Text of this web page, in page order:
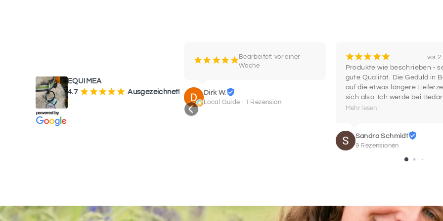
Daten des Pferdes
Bitte trage hier die
deutsche
Daten, bis auf das
Geburtsdatum
EQUIMEA
4.7 ¡¡¡¡¡ Ausgezeichnet!
¡¡¡¡¡Bearbeitet: vor einer
Woche
Dirk W.
Local Guide · 1 Rezension
¡¡¡¡¡
vor 2
Produkte wie beschrieben -
gute Qualität. Die Geduld in
auf die etwas längere
sich also. Ich werde bei
wieder hier einkaufen.
Mehr lesen
Sandra Schmidt
9 Rezensionen